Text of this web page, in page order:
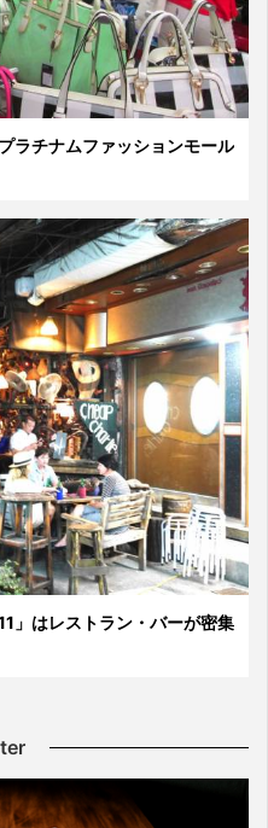
ラチナムファッションモール
」はレストラン・バーが密集